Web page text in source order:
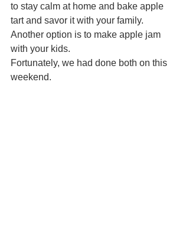
to stay calm at home and bake apple
tart and savor it with your family.
Another option is to make apple jam
with your kids.
Fortunately, we had done both on this
weekend.